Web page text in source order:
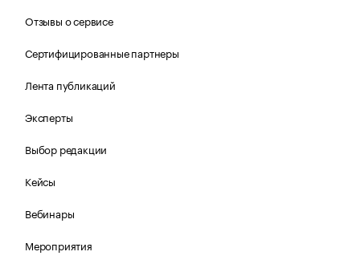
Отзывы о сервисе
Сертифицированные партнеры
Лента публикаций
Эксперты
Выбор редакции
Кейсы
Вебинары
Мероприятия